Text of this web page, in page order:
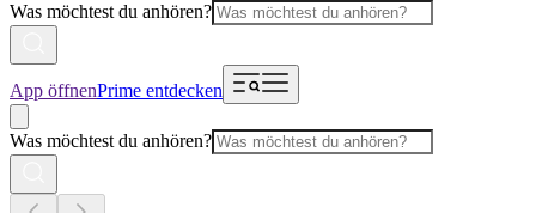
Was möchtest du anhören?
App öffnenPrime entdecken
Was möchtest du anhören?